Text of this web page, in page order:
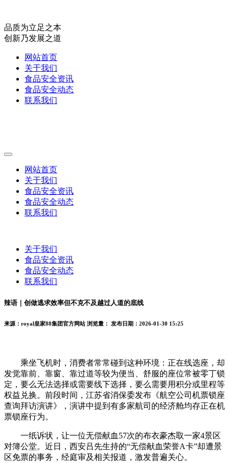
品质为立足之本
创新乃发展之道
网站首页
关于我们
食品安全资讯
食品安全动态
联系我们
网站首页
关于我们
食品安全资讯
食品安全动态
联系我们
关于我们
食品安全资讯
食品安全动态
联系我们
辣语｜创做逃求效率但不克不及越过人道的底线
来源：royal皇家88集团官方网站 浏览量： 发布日期：2026-01-30 15:25
乘坐飞机时，消费者常常碰到这种环境：正在线选座，却
发觉靠前、靠窗、靠过道等较为便当、舒服的座位常被零丁锁
定，要么无法选择或需要线下选择，要么需要用积分或里程等
权益兑换。前段时间，江苏省消保委发布《航空公司机票锁座
查询拜访演讲》，演讲中提到有多家航司的经济舱均存正在机
票锁座行为。
一纸诉状，让一位无偿献血57次的布衣豪杰取一家4景区
对簿公堂。近日，西安吕先生持的“无偿献血荣誉A卡”却遭景
区免票的事务，经庭审及相关报道，激发普遍关心。